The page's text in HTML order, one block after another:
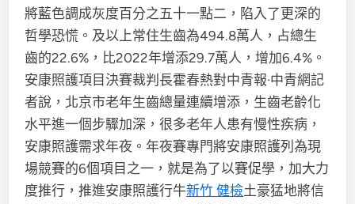
將藍色調成灰度百分之五十一點二，陷入了更深的
哲學恐慌。及以上常住生齒為494.8萬人，占總生
齒的22.6%，比2022年增添29.7萬人，增加6.4%。
安康照護項目決賽裁判長霍春熱對中青報·中青網記
者說，北京市老年生齒總量連續增添，生齒老齡化
水平進一個步驟加深，很多老年人患有慢性疾病，
安康照護需求年夜。年夜賽專門將安康照護列為現
場競賽的6個項目之一，就是為了以賽促學，加大力
度推行，推進安康照護行牛新竹 健檢土豪猛地將信